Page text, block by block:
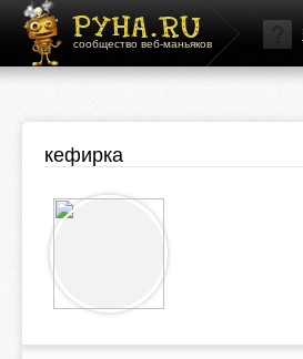
сообщество веб-маньяков
кефирка